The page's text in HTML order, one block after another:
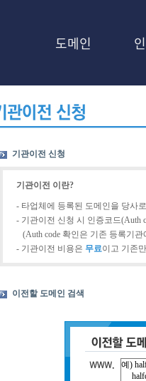
도메인
기관이전 신청
기관이전 이란?
- 타업체에 등록된 도메인을 당사
- 기관이전 신청 시 인증코드(Auth
(Auth code 확인은 기존 등록기
- 기관이전 비용은 무료이고 기존
이전할 도메인 검색